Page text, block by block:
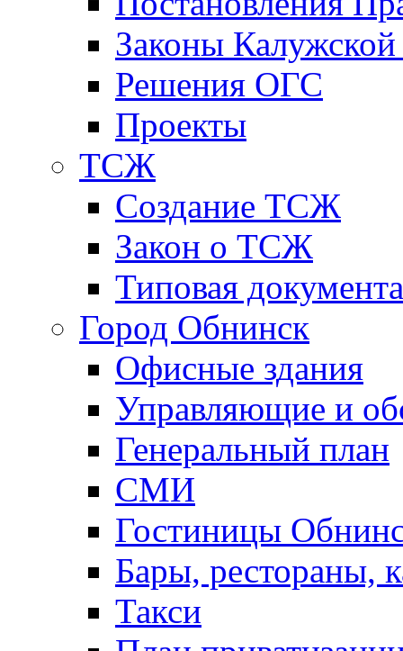
Законы Калужской
Решения ОГС
Проекты
ТСЖ
Создание ТСЖ
Закон о ТСЖ
Типовая
Город Обнинск
Офисные здания
Управляющие и
Генеральный план
СМИ
Гостиницы
Бары, рестораны,
Такси